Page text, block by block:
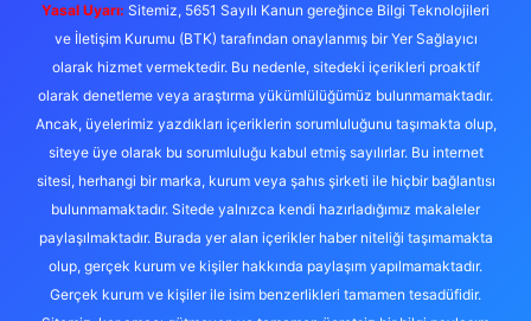
Yasal Uyarı: Sitemiz, 5651 Sayılı Kanun gereğince Bilgi Teknolojileri
ve İletişim Kurumu (BTK) tarafından onaylanmış bir Yer Sağlayıcı
olarak hizmet vermektedir. Bu nedenle, sitedeki içerikleri proaktif
olarak denetleme veya araştırma yükümlülüğümüz bulunmamaktadır.
Ancak, üyelerimiz yazdıkları içeriklerin sorumluluğunu taşımakta olup,
siteye üye olarak bu sorumluluğu kabul etmiş sayılırlar. Bu internet
sitesi, herhangi bir marka, kurum veya şahıs şirketi ile hiçbir bağlantısı
bulunmamaktadır. Sitede yalnızca kendi hazırladığımız makaleler
paylaşılmaktadır. Burada yer alan içerikler haber niteliği taşımamakta
olup, gerçek kurum ve kişiler hakkında paylaşım yapılmamaktadır.
Gerçek kurum ve kişiler ile isim benzerlikleri tamamen tesadüfidir.